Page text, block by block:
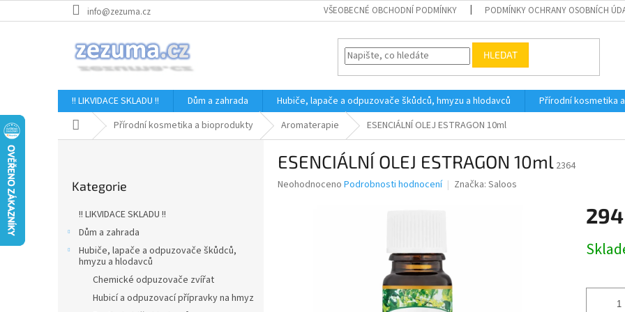
na
info@zezuma.cz VŠEOBECNÉ OBCHODNÍ PODMÍNKY PODMÍNKY OCHRANY OSOBNÍCH
HLEDAT
!! LIKVIDACE SKLADU !! Dům a zahrada Hubiče, lapače a odpuzovače škůdců, hmyzu a hlodavců Přírodní kosmetika
Domů Přírodní kosmetika a bioprodukty Aromaterapie ESENCIÁLNÍ OLEJ ESTRAGON 10ml
kategorie
Kategorie
!! LIKVIDACE SKLADU !!
Dům a zahrada
Hubiče, lapače a odpuzovače škůdců,
hmyzu a hlodavců
Chemické odpuzovače zvířat
Hubicí a odpuzovací přípravky na hmyz
ESENCIÁLNÍ OLEJ ESTRAGON 10ml 2364
Průměrné
Neohodnoceno Podrobnosti hodnocení Značka: Saloos
cena: